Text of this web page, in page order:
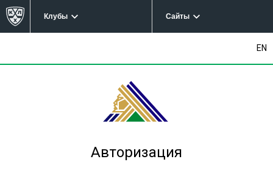
Клубы Сайты
EN
Авторизация